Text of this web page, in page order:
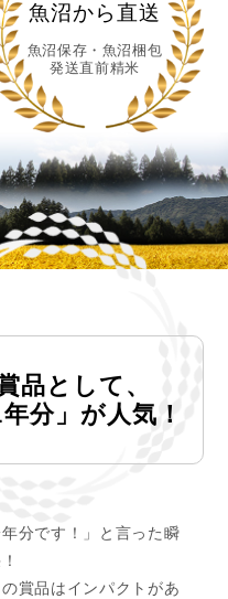
魚沼から直送
魚沼保存・魚沼梱包
発送直前精米
品として、
分」が人気！
分です！」と言った瞬
賞品はインパクトがあ